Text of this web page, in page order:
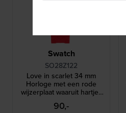
Swatch
SO28Z122
Love in scarlet 34 mm
Horloge met een rode
wijzerplaat waaruit hartjes
zijn gestanst
90,-